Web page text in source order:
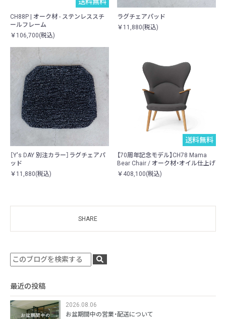
CH88P | オーク材 - ステンレススチ
ールフレーム
￥106,700(税込)
ラグチェアパッド
￥11,880(税込)
［Y's DAY 別注カラー］ラグチェアパ
ッド
￥11,880(税込)
送料無料
【70周年記念モデル】CH78 Mama
Bear Chair / オーク材・オイル仕上げ
￥408,100(税込)
SHARE
最近の投稿
2026.08.06
お盆期間中の営業・配送について